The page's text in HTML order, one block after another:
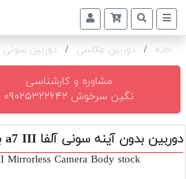
دوربین
و
تجهیزات
و
اکسسوری
خانه / دوربین عکاسی / دوربین سونی
مشاوره و کارشناسی
نگین سرخوش ۰۹۰۲۵۳۲۲۶۴۲
دوربین بدون آینه سونی آلفا a7 III بدنه دست دوم
Mirrorless Camera Body stock